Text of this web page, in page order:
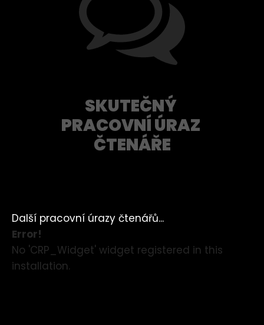
SKUTEČNÝ
PRACOVNÍ ÚRAZ
ČTENÁŘE
Další pracovní úrazy čtenářů...
Error!
No 'CRP_Widget' widget registered in this
installation.